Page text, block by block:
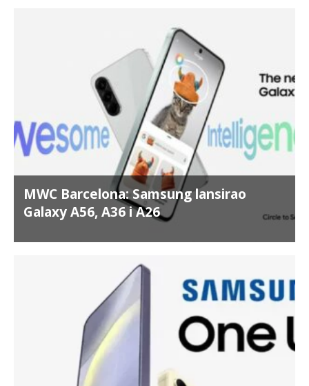
MWC Barcelona: Samsung lansirao
Galaxy A56, A36 i A26